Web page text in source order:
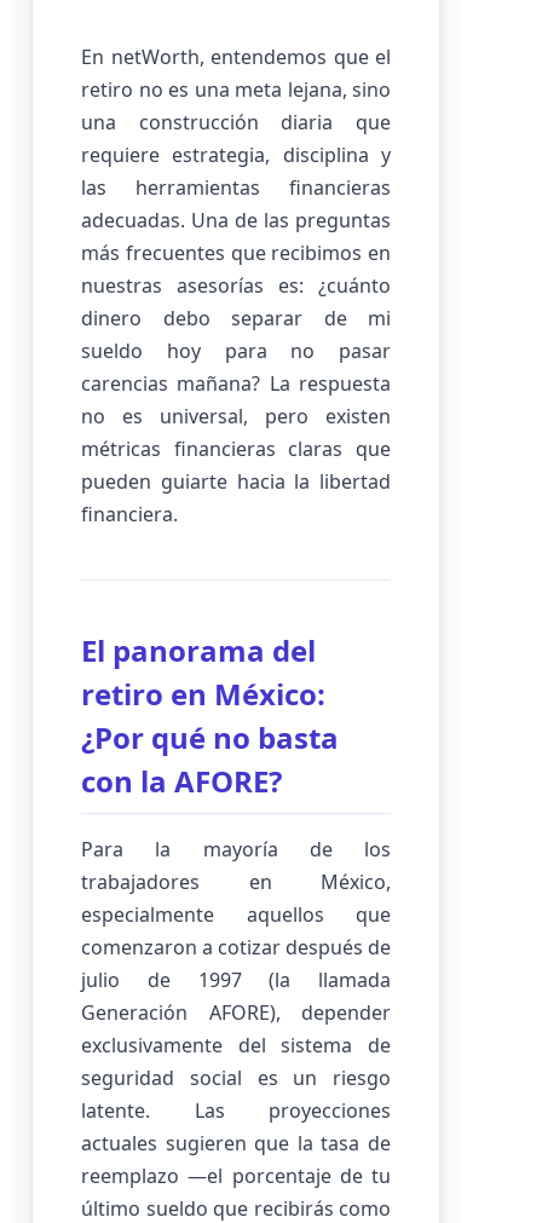
En netWorth, entendemos que el
retiro no es una meta lejana, sino
una construcción diaria que
requiere estrategia, disciplina y
las herramientas financieras
adecuadas. Una de las preguntas
más frecuentes que recibimos en
nuestras asesorías es: ¿cuánto
dinero debo separar de mi
sueldo hoy para no pasar
carencias mañana? La respuesta
no es universal, pero existen
métricas financieras claras que
pueden guiarte hacia la libertad
financiera.
El panorama del
retiro en México:
¿Por qué no basta
con la AFORE?
Para la mayoría de los
trabajadores en México,
especialmente aquellos que
comenzaron a cotizar después de
julio de 1997 (la llamada
Generación AFORE), depender
exclusivamente del sistema de
seguridad social es un riesgo
latente. Las proyecciones
actuales sugieren que la tasa de
reemplazo —el porcentaje de tu
último sueldo que recibirás como